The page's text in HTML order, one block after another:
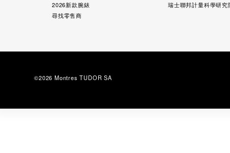
2026新款腕錶
尋找零售商
瑞士聯邦計量科學研究
©2026 Montres TUDOR SA